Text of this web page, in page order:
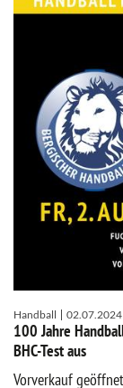
Handball 02.07.2024
100 Jahre
BHC-Test aus
Vorverkauf